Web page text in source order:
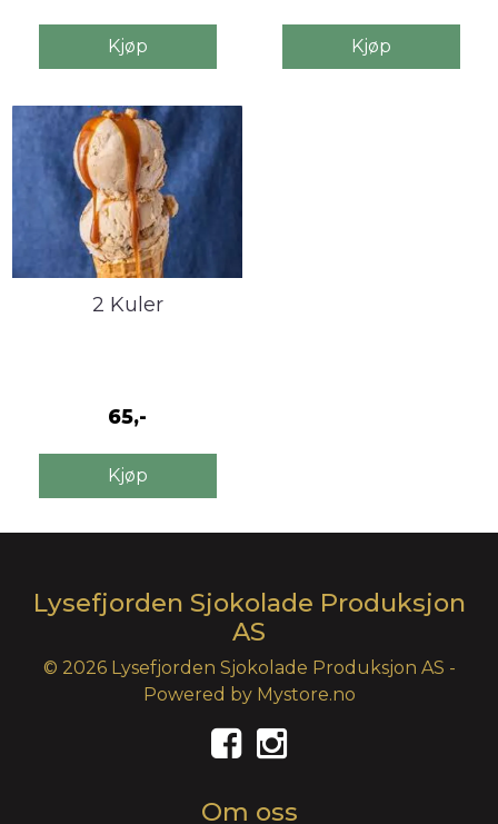
Kjøp Kjøp
2 Kuler
65,-
Kjøp
Lysefjorden Sjokolade Produksjon
AS
© 2026 Lysefjorden Sjokolade Produksjon AS -
Powered by Mystore.no
Om oss